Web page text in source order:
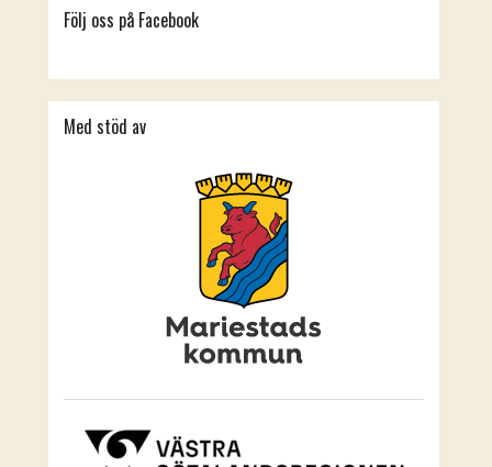
Följ oss på Facebook
Med stöd av